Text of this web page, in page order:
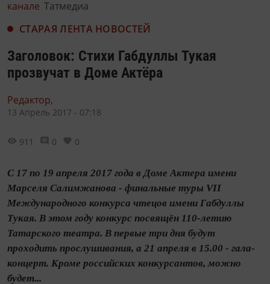
канале Татмедиа
СТАРАЯ ЛЕНТА НОВОСТЕЙ
Заголовок: Стихи Габдуллы Тукая
прозвучат в Доме Актёра
Редактор,
13 Апрель 2017 - 07:18
911 0 0
С 17 по 19 апреля 2017 года в Доме Актера имени
Марселя Салимжанова - финальные туры VII
Международного конкурса чтецов имени Габдуллы
Тукая. В этом году конкурс посвящён 110-летию
Татарского театра. В первые три дня будут
проходить прослушивания, а 21 апреля в 15.00 - гала-
концерт. Кроме российских конкурсантов, можно
будет...